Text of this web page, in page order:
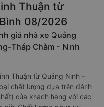
Thuận từ
08/2026
giá nhà xe Quảng
Tháp Chàm - Ninh
Thuận từ Quảng Ninh -
chất lượng dựa trên đánh
của khách hàng với các